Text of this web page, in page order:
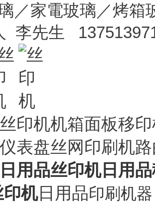
／家電玻璃／烤箱
李先生
印机机箱面板移
表盘丝网印刷机
日用品丝印机日用
印机日用品印刷机